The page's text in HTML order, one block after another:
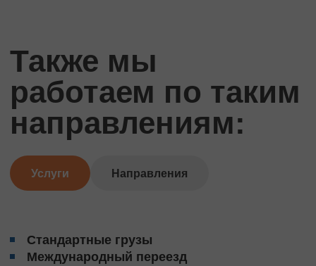
Также мы
работаем по таким
направлениям:
Услуги Направления
Стандартные грузы
Международный переезд